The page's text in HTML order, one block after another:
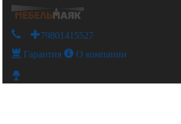
+79801415527
Гарантия О компании